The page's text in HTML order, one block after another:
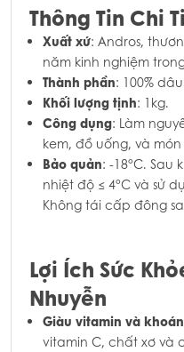
Thông Tin Chi
Xuất xứ: Andros,
năm kinh nghiệm
Thành phần: 100%
Khối lượng tịnh: 1kg.
Công dụng: Làm
kem, đồ uống, và
Bảo quản: -18°C. Sau
nhiệt độ ≤ 4°C và sử
Không tái cấp đông
Lợi Ích Sức
Nhuyễn
Giàu vitamin và
vitamin C, chất xơ và